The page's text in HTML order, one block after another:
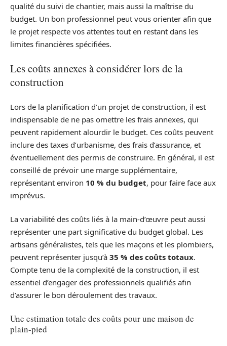
qualité du suivi de chantier, mais aussi la maîtrise du
budget. Un bon professionnel peut vous orienter afin que
le projet respecte vos attentes tout en restant dans les
limites financières spécifiées.
Les coûts annexes à considérer lors de la
construction
Lors de la planification d’un projet de construction, il est
indispensable de ne pas omettre les frais annexes, qui
peuvent rapidement alourdir le budget. Ces coûts peuvent
inclure des taxes d’urbanisme, des frais d’assurance, et
éventuellement des permis de construire. En général, il est
conseillé de prévoir une marge supplémentaire,
représentant environ 10 % du budget, pour faire face aux
imprévus.
La variabilité des coûts liés à la main-d’œuvre peut aussi
représenter une part significative du budget global. Les
artisans généralistes, tels que les maçons et les plombiers,
peuvent représenter jusqu’à 35 % des coûts totaux.
Compte tenu de la complexité de la construction, il est
essentiel d’engager des professionnels qualifiés afin
d’assurer le bon déroulement des travaux.
Une estimation totale des coûts pour une maison de
plain-pied